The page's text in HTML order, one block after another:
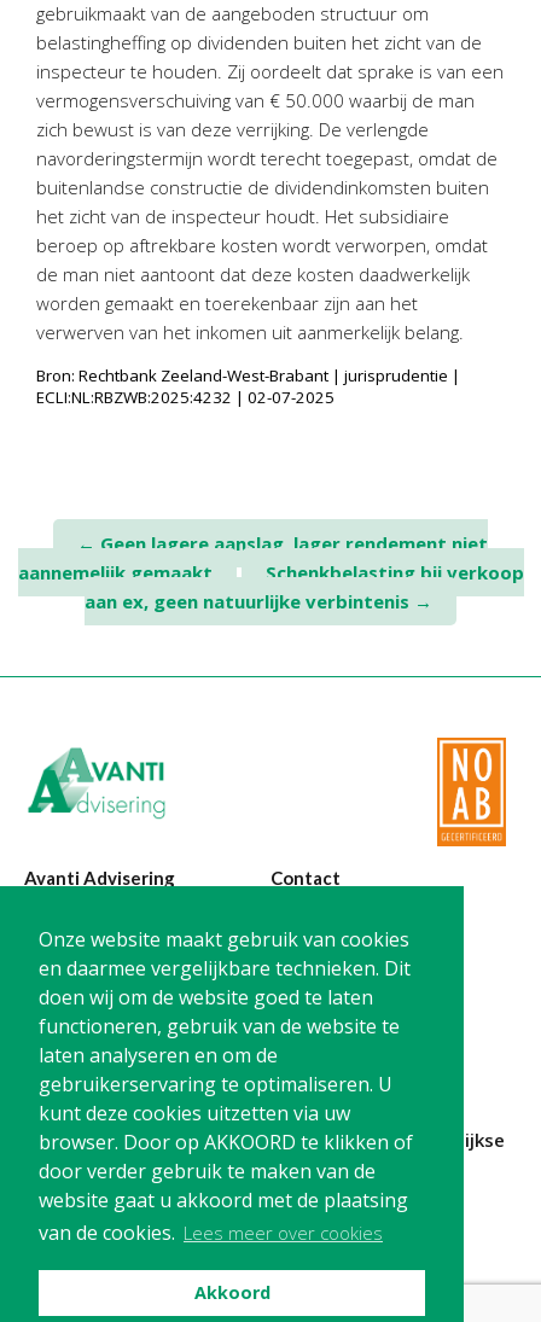
Onze website maakt gebruik van cookies
en daarmee vergelijkbare technieken. Dit
doen wij om de website goed te laten
functioneren, gebruik van de website te
laten analyseren en om de
gebruikerservaring te optimaliseren. U
kunt deze cookies uitzetten via uw
browser. Door op AKKOORD te klikken of
door verder gebruik te maken van de
website gaat u akkoord met de plaatsing
van de cookies. Lees meer over cookies
Akkoord
gebruikmaakt van de aangeboden structuur om
belastingheffing op dividenden buiten het zicht van de
inspecteur te houden. Zij oordeelt dat sprake is van een
vermogensverschuiving van € 50.000 waarbij de man
zich bewust is van deze verrijking. De verlengde
navorderingstermijn wordt terecht toegepast, omdat de
buitenlandse constructie de dividendinkomsten buiten
het zicht van de inspecteur houdt. Het subsidiaire
beroep op aftrekbare kosten wordt verworpen, omdat
de man niet aantoont dat deze kosten daadwerkelijk
worden gemaakt en toerekenbaar zijn aan het
verwerven van het inkomen uit aanmerkelijk belang.
Bron: Rechtbank Zeeland-West-Brabant | jurisprudentie |
ECLI:NL:RBZWB:2025:4232 | 02-07-2025
Post
navigation
← Geen lagere aanslag, lager rendement niet
aannemelijk gemaakt
Schenkbelasting bij verkoop
aan ex, geen natuurlijke verbintenis →
Avanti Advisering
Poelstraat 4
1441 RR Purmerend
Contact
T: 0299-420870
@:
info@avanti-
advisering.nl
BTW: NL861212733B01
Blijf op de hoogte en schrijf je in voor onze maandelijkse
nieuwsbrief
Schrijf me in!